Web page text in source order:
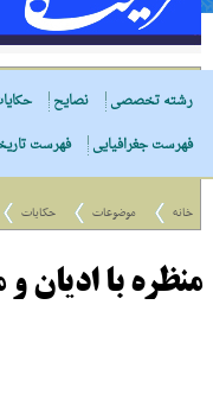
رشته تخصصی
نصایح
فهرست جغرافیایی
فهرست
خانه موضوعات حکایات
منظره با ادیان